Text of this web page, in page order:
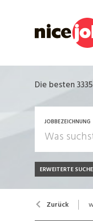
Die besten
JOBBEZEICHNUNG
JOB-TYP
Bank,
Chemie,
ERWEITERTE SUCHE
Zurück